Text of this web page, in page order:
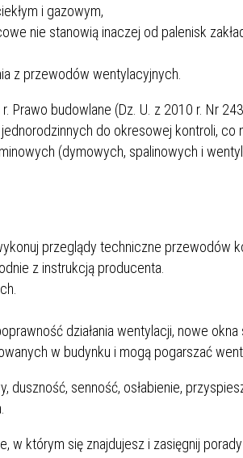
i gazowym,
nie stanowią inaczej od palenisk
z przewodów wentylacyjnych.
Prawo budowlane (Dz. U. z 2010 r. Nr
do okresowej kontroli, co
(dymowych, spalinowych i
przeglądy techniczne przewodów
z instrukcją producenta.
działania wentylacji, nowe
w budynku i mogą pogarszać
duszność, senność, osłabienie,
którym się znajdujesz i zasięgnij porady